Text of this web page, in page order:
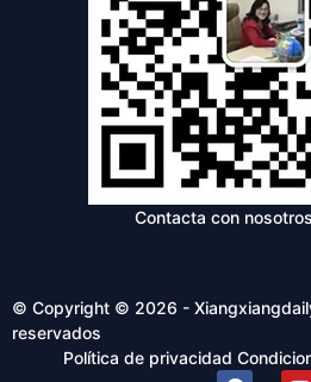
Contacta con
© Copyright © 2026 -
reservados
Política de privacidad